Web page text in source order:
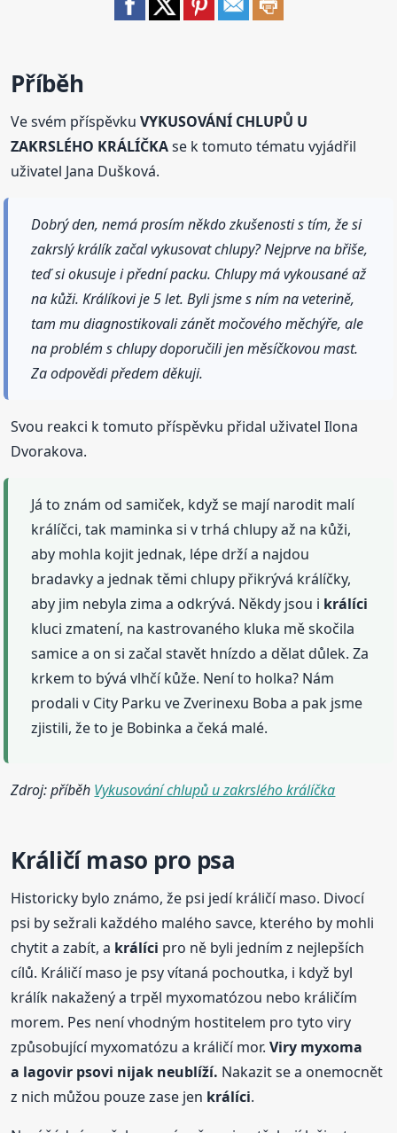
Příběh
Ve svém příspěvkuVYKUSOVÁNÍ CHLUPŮ U
ZAKRSLÉHO KRÁLÍČKAse k tomuto tématu vyjádřil
uživatel Jana Dušková.
Dobrý den, nemá prosím někdo zkušenosti s tím, že si
zakrslý králík začal vykusovat chlupy? Nejprve na břiše,
teď si okusuje i přední packu. Chlupy má vykousané až
na kůži. Králíkovi je 5 let. Byli jsme s ním na veterině,
tam mu diagnostikovali zánět močového měchýře, ale
na problém s chlupy doporučili jen měsíčkovou mast.
Za odpovědi předem děkuji.
Svou reakci k tomuto příspěvku přidal uživatel Ilona
Dvorakova.
Já to znám od samiček, když se mají narodit malí
králíčci, tak maminka si v trhá chlupy až na kůži,
aby mohla kojit jednak, lépe drží a najdou
bradavky a jednak těmi chlupy přikrývá králíčky,
aby jim nebyla zima a odkrývá. Někdy jsou i králíci
kluci zmatení, na kastrovaného kluka mě skočila
samice a on si začal stavět hnízdo a dělat důlek. Za
krkem to bývá vlhčí kůže. Není to holka? Nám
prodali v City Parku ve Zverinexu Boba a pak jsme
zjistili, že to je Bobinka a čeká malé.
Zdroj: příběh Vykusování chlupů u zakrslého králíčka
Králičí maso pro psa
Historicky bylo známo, že psi jedí králičí maso. Divocí
psi by sežrali každého malého savce, kterého by mohli
chytit a zabít, a králíci pro ně byli jedním z nejlepších
cílů. Králičí maso je psy vítaná pochoutka, i když byl
králík nakažený a trpěl myxomatózou nebo králičím
morem. Pes není vhodným hostitelem pro tyto viry
způsobující myxomatózu a králičí mor.Viry myxoma
a lagovir psovi nijak neublíží. Nakazit se a onemocnět
z nich můžou pouze zase jen králíci.